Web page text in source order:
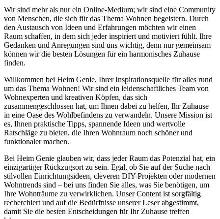
Wir sind mehr als nur ein Online-Medium; wir sind eine Community
von Menschen, die sich für das Thema Wohnen begeistern. Durch
den Austausch von Ideen und Erfahrungen möchten wir einen
Raum schaffen, in dem sich jeder inspiriert und motiviert fühlt. Ihre
Gedanken und Anregungen sind uns wichtig, denn nur gemeinsam
können wir die besten Lösungen für ein harmonisches Zuhause
finden.
Willkommen bei Heim Genie, Ihrer Inspirationsquelle für alles rund
um das Thema Wohnen! Wir sind ein leidenschaftliches Team von
Wohnexperten und kreativen Köpfen, das sich
zusammengeschlossen hat, um Ihnen dabei zu helfen, Ihr Zuhause
in eine Oase des Wohlbefindens zu verwandeln. Unsere Mission ist
es, Ihnen praktische Tipps, spannende Ideen und wertvolle
Ratschläge zu bieten, die Ihren Wohnraum noch schöner und
funktionaler machen.
Bei Heim Genie glauben wir, dass jeder Raum das Potenzial hat, ein
einzigartiger Rückzugsort zu sein. Egal, ob Sie auf der Suche nach
stilvollen Einrichtungsideen, cleveren DIY-Projekten oder modernen
Wohntrends sind – bei uns finden Sie alles, was Sie benötigen, um
Ihre Wohnträume zu verwirklichen. Unser Content ist sorgfältig
recherchiert und auf die Bedürfnisse unserer Leser abgestimmt,
damit Sie die besten Entscheidungen für Ihr Zuhause treffen